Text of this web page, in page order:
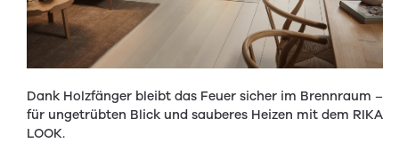
Dank Holzfänger bleibt das Feuer sicher im Brennraum –
für ungetrübten Blick und sauberes Heizen mit dem RIKA
LOOK.